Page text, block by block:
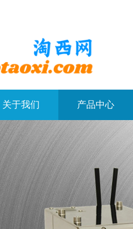
关于我们 产品中心